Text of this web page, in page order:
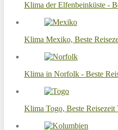
Klima der Elfenbeinküste -
Klima Mexiko, Beste
Klima in Norfolk - Beste
Klima Togo, Beste Reisezeit